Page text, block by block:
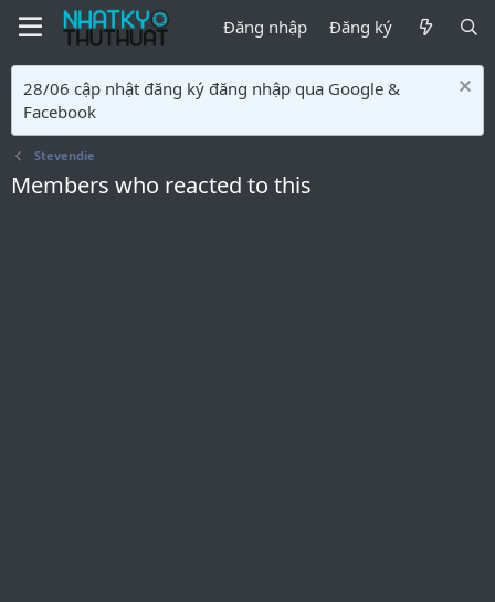
Đăng nhập Đăng ký
28/06 cập nhật đăng ký đăng nhập qua Google &
Facebook
Stevendie
Members who reacted to this